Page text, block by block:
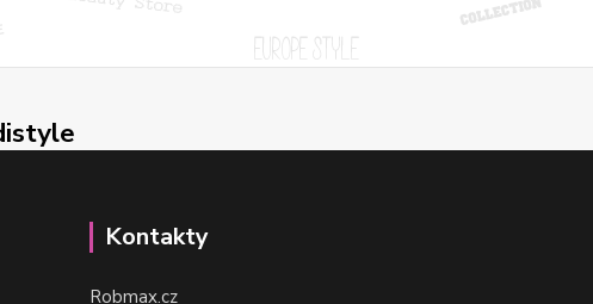
Kontakty
Robmax.cz